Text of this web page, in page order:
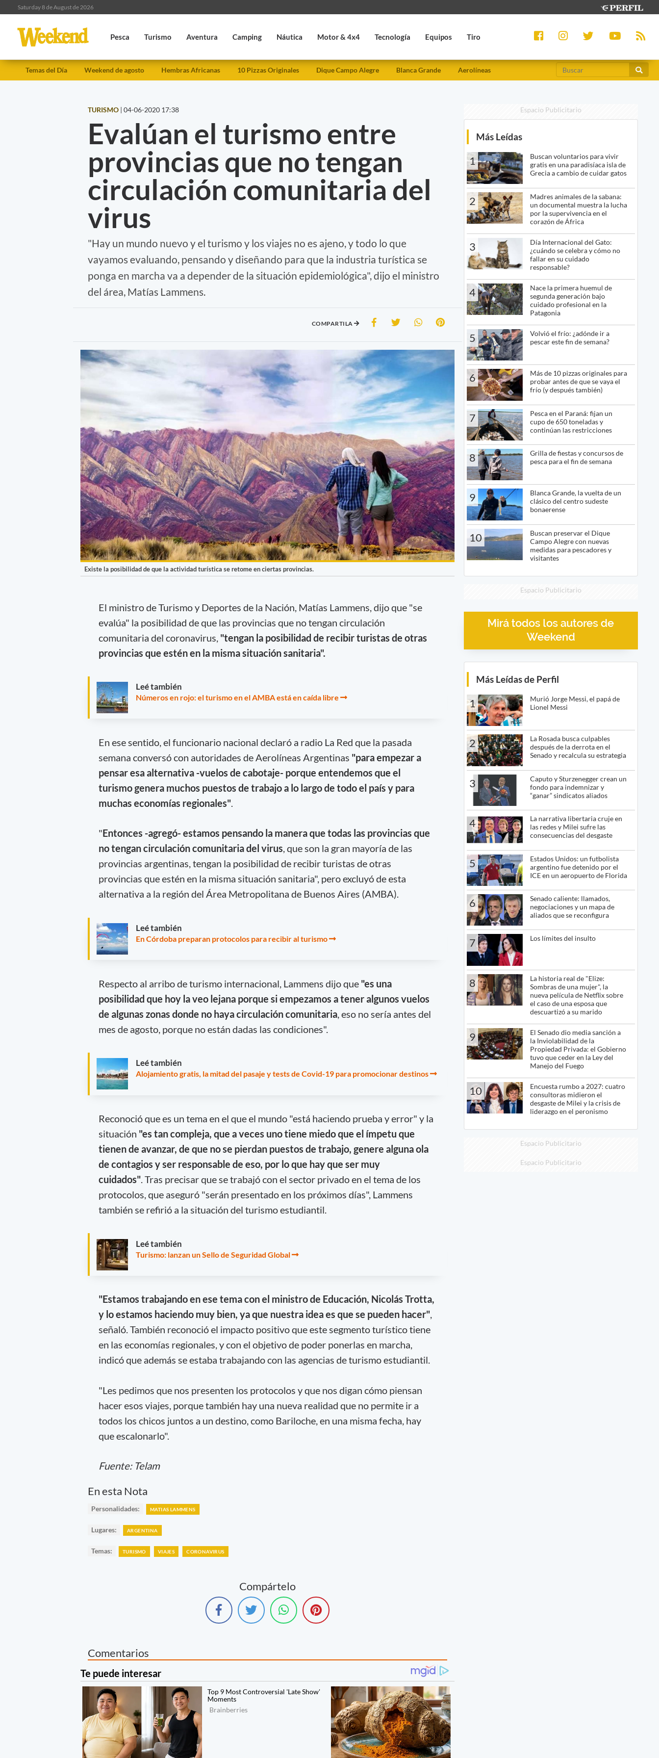
Saturday 8 de August de 2026
Pesca Turismo Aventura Camping Náutica Motor & 4x4 Tecnología Equipos Tiro
Temas del Día Weekend de agosto Hembras Africanas 10 Pizzas Originales Dique Campo Alegre Blanca Grande Aerolíneas
TURISMO | 04-06-2020 17:38
Evalúan el turismo entre
provincias que no tengan
circulación comunitaria del
virus
"Hay un mundo nuevo y el turismo y los viajes no es ajeno, y todo lo que
vayamos evaluando, pensando y diseñando para que la industria turística se
ponga en marcha va a depender de la situación epidemiológica", dijo el ministro
del área, Matías Lammens.
COMPARTILA
Existe la posibilidad de que la actividad turística se retome en ciertas provincias.
El ministro de Turismo y Deportes de la Nación, Matías Lammens, dijo que "se
evalúa" la posibilidad de que las provincias que no tengan circulación
comunitaria del coronavirus, "tengan la posibilidad de recibir turistas de otras
provincias que estén en la misma situación sanitaria".
Leé también
Números en rojo: el turismo en el AMBA está en caída libre
En ese sentido, el funcionario nacional declaró a radio La Red que la pasada
semana conversó con autoridades de Aerolíneas Argentinas "para empezar a
pensar esa alternativa -vuelos de cabotaje- porque entendemos que el
turismo genera muchos puestos de trabajo a lo largo de todo el país y para
muchas economías regionales".
"Entonces -agregó- estamos pensando la manera que todas las provincias que
no tengan circulación comunitaria del virus, que son la gran mayoría de las
provincias argentinas, tengan la posibilidad de recibir turistas de otras
provincias que estén en la misma situación sanitaria", pero excluyó de esta
alternativa a la región del Área Metropolitana de Buenos Aires (AMBA).
Leé también
En Córdoba preparan protocolos para recibir al turismo
Respecto al arribo de turismo internacional, Lammens dijo que "es una
posibilidad que hoy la veo lejana porque si empezamos a tener algunos vuelos
de algunas zonas donde no haya circulación comunitaria, eso no sería antes del
mes de agosto, porque no están dadas las condiciones".
Leé también
Alojamiento gratis, la mitad del pasaje y tests de Covid-19 para promocionar destinos
Reconoció que es un tema en el que el mundo "está haciendo prueba y error" y la
situación "es tan compleja, que a veces uno tiene miedo que el ímpetu que
tienen de avanzar, de que no se pierdan puestos de trabajo, genere alguna ola
de contagios y ser responsable de eso, por lo que hay que ser muy
cuidados". Tras precisar que se trabajó con el sector privado en el tema de los
protocolos, que aseguró "serán presentado en los próximos días", Lammens
también se refirió a la situación del turismo estudiantil.
Leé también
Turismo: lanzan un Sello de Seguridad Global
"Estamos trabajando en ese tema con el ministro de Educación, Nicolás Trotta,
y lo estamos haciendo muy bien, ya que nuestra idea es que se pueden hacer",
señaló. También reconoció el impacto positivo que este segmento turístico tiene
en las economías regionales, y con el objetivo de poder ponerlas en marcha,
indicó que además se estaba trabajando con las agencias de turismo estudiantil.
"Les pedimos que nos presenten los protocolos y que nos digan cómo piensan
hacer esos viajes, porque también hay una nueva realidad que no permite ir a
todos los chicos juntos a un destino, como Bariloche, en una misma fecha, hay
que escalonarlo".
Fuente: Telam
En esta Nota
Personalidades: MATIAS LAMMENS
Lugares: ARGENTINA
Temas: TURISMO VIAJES CORONAVIRUS
Compártelo
Comentarios
Espacio Publicitario
Más Leídas
1
Buscan voluntarios para vivir
gratis en una paradisíaca isla de
Grecia a cambio de cuidar gatos
2
Madres animales de la sabana:
un documental muestra la lucha
por la supervivencia en el
corazón de África
3
Día Internacional del Gato:
¿cuándo se celebra y cómo no
fallar en su cuidado
responsable?
4
Nace la primera huemul de
segunda generación bajo
cuidado profesional en la
Patagonia
5
Volvió el frío: ¿adónde ir a
pescar este fin de semana?
6
Más de 10 pizzas originales para
probar antes de que se vaya el
frío (y después también)
7
Pesca en el Paraná: fijan un
cupo de 650 toneladas y
continúan las restricciones
8
Grilla de fiestas y concursos de
pesca para el fin de semana
9
Blanca Grande, la vuelta de un
clásico del centro sudeste
bonaerense
10
Buscan preservar el Dique
Campo Alegre con nuevas
medidas para pescadores y
visitantes
Espacio Publicitario
Mirá todos los autores de
Weekend
Más Leídas de Perfil
1
Murió Jorge Messi, el papá de
Lionel Messi
2
La Rosada busca culpables
después de la derrota en el
Senado y recalcula su estrategia
3
Caputo y Sturzenegger crean un
fondo para indemnizar y
“ganar” sindicatos aliados
4
La narrativa libertaria cruje en
las redes y Milei sufre las
consecuencias del desgaste
5
Estados Unidos: un futbolista
argentino fue detenido por el
ICE en un aeropuerto de Florida
6
Senado caliente: llamados,
negociaciones y un mapa de
aliados que se reconfigura
7 Los límites del insulto
8
La historia real de "Elize:
Sombras de una mujer", la
nueva película de Netflix sobre
el caso de una esposa que
descuartizó a su marido
9
El Senado dio media sanción a
la Inviolabilidad de la
Propiedad Privada: el Gobierno
tuvo que ceder en la Ley del
Manejo del Fuego
10
Encuesta rumbo a 2027: cuatro
consultoras midieron el
desgaste de Milei y la crisis de
liderazgo en el peronismo
Espacio Publicitario
Espacio Publicitario